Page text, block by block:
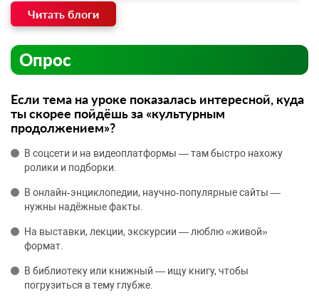
Читать блоги
Опрос
Если тема на уроке показалась интересной, куда
ты скорее пойдёшь за «культурным
продолжением»?
В соцсети и на видеоплатформы — там быстро нахожу
ролики и подборки.
В онлайн‑энциклопедии, научно‑популярные сайты —
нужны надёжные факты.
На выставки, лекции, экскурсии — люблю «живой»
формат.
В библиотеку или книжный — ищу книгу, чтобы
погрузиться в тему глубже.